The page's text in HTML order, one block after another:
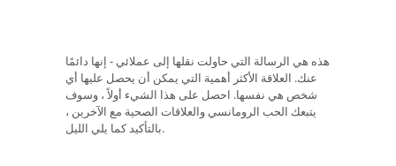
هذه هي الرسالة التي حاولت نقلها إلى عملائي - إنها دائمًا
عنك. العلاقة الأكثر أهمية التي يمكن أن يحصل عليها أي
شخص هي نفسها. احصل على هذا الشيء أولاً ، وسوف
يتبعك الحب الرومانسي والعلاقات الصحية مع الآخرين ،
بالتأكيد كما يلي الليل.